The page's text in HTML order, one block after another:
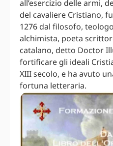
all’esercizio delle armi,
del cavaliere Cristiano,
1276 dal filosofo,
alchimista, poeta
catalano, detto Doctor
fortificare gli ideali
XIII secolo, e ha avuto
fortuna letteraria.